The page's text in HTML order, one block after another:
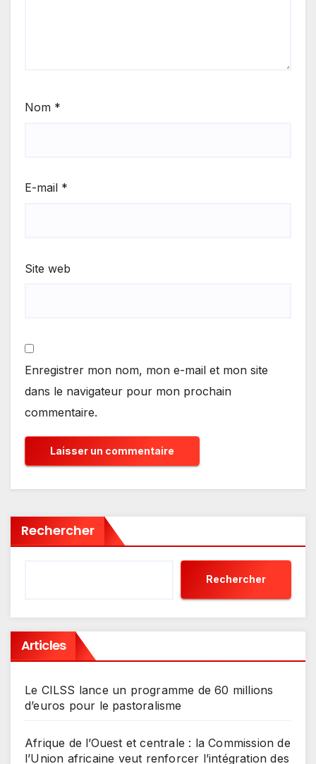
Nom *
E-mail *
Site web
Enregistrer mon nom, mon e-mail et mon site
dans le navigateur pour mon prochain
commentaire.
Rechercher
Rechercher
Articles
Le CILSS lance un programme de 60 millions
d’euros pour le pastoralisme
Afrique de l’Ouest et centrale : la Commission de
l’Union africaine veut renforcer l’intégration des